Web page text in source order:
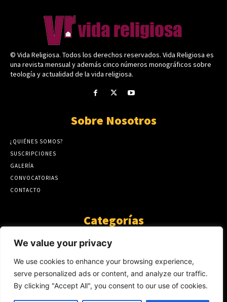
We value your privacy
We use cookies to enhance your browsing experience,
serve personalized ads or content, and analyze our traffic.
By clicking "Accept All", you consent to our use of cookies.
© Vida Religiosa. Todos los derechos reservados. Vida Religiosa es
una revista mensual y además cinco números monográficos sobre
teología y actualidad de la vida religiosa.
Sobre Nosotros
¿QUIÉNES SOMOS?
SUSCRIPCIONES
GALERÍA
CONVOCATORIAS
CONTACTO
Categorías
ARTÍCULOS
GUANTE DE SEDA
AL CALOR DE LA PALABRA
Y YO QUE SÉ
423
NOTICIAS
234
SIN CATEGORÍA
174